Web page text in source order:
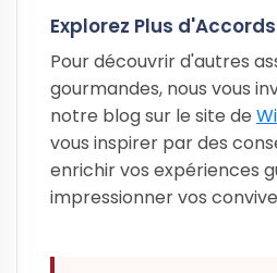
Explorez Plus
Pour découvrir d'autres
gourmandes, nous vous
notre blog sur le site de
vous inspirer par des
enrichir vos expériences
impressionner vos